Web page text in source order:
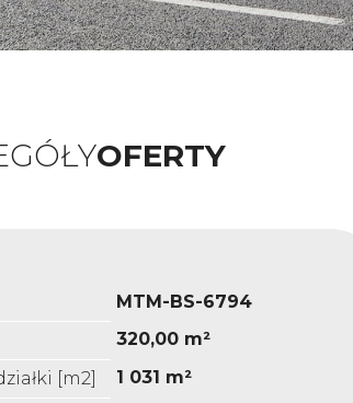
OFERTY
MTM-BS-6794
320,00 m²
[m2]
1 031 m²